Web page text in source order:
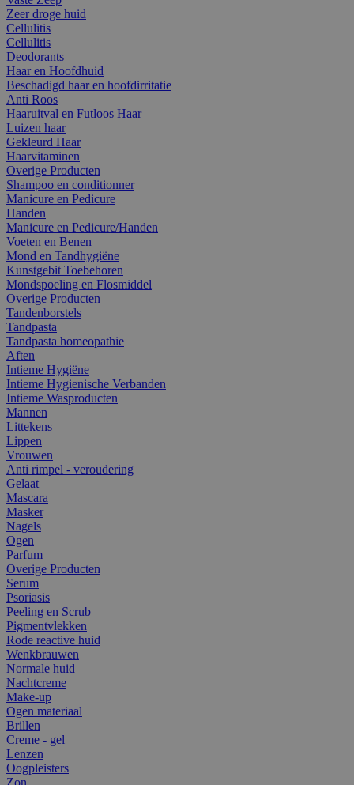
Zeer droge huid
Cellulitis
Cellulitis
Deodorants
Haar en Hoofdhuid
Beschadigd haar en hoofdirritatie
Anti Roos
Haaruitval en Futloos Haar
Luizen haar
Gekleurd Haar
Haarvitaminen
Overige Producten
Shampoo en conditionner
Manicure en Pedicure
Handen
Manicure en Pedicure/Handen
Voeten en Benen
Mond en Tandhygiëne
Kunstgebit Toebehoren
Mondspoeling en Flosmiddel
Overige Producten
Tandenborstels
Tandpasta
Tandpasta homeopathie
Aften
Intieme Hygiëne
Intieme Hygienische Verbanden
Intieme Wasproducten
Mannen
Littekens
Lippen
Vrouwen
Anti rimpel - veroudering
Gelaat
Mascara
Masker
Nagels
Ogen
Parfum
Overige Producten
Serum
Psoriasis
Peeling en Scrub
Pigmentvlekken
Rode reactive huid
Wenkbrauwen
Normale huid
Nachtcreme
Make-up
Ogen materiaal
Brillen
Creme - gel
Lenzen
Oogpleisters
Zon